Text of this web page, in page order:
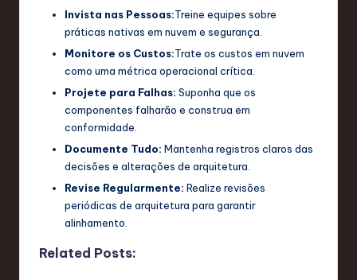
Invista nas Pessoas:Treine equipes sobre
práticas nativas em nuvem e segurança.
Monitore os Custos:Trate os custos em nuvem
como uma métrica operacional crítica.
Projete para Falhas: Suponha que os
componentes falharão e construa em
conformidade.
Documente Tudo: Mantenha registros claros das
decisões e alterações de arquitetura.
Revise Regularmente: Realize revisões
periódicas de arquitetura para garantir
alinhamento.
Related Posts: